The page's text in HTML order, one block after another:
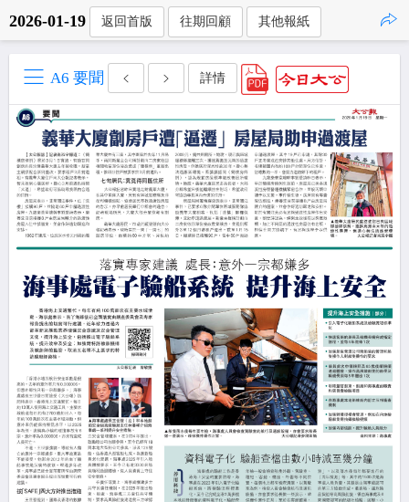
2026-01-19 返回首版 往期回顧 其他報紙
A6 要聞 詳情